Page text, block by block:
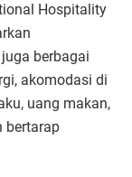
Hospitality
berbagai
akomodasi di
uang makan,
bertarap